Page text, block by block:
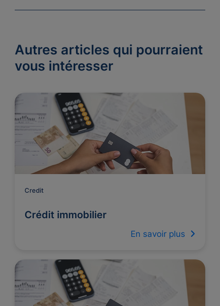
Autres articles qui pourraient
vous intéresser
Credit
Crédit immobilier
En savoir plus